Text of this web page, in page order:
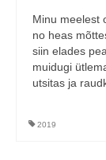
Minu meelest
no heas
siin elades
muidugi
utsitas ja
2019